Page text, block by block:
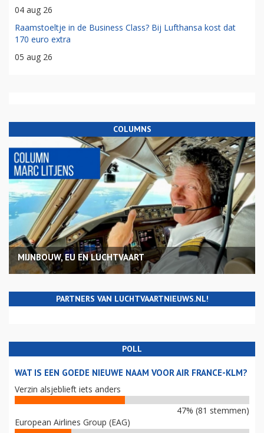
04 aug 26
Raamstoeltje in de Business Class? Bij Lufthansa kost dat
170 euro extra
05 aug 26
COLUMNS
MIJNBOUW, EU EN LUCHTVAART
PARTNERS VAN LUCHTVAARTNIEUWS.NL!
POLL
WAT IS EEN GOEDE NIEUWE NAAM VOOR AIR FRANCE-KLM?
Verzin alsjeblieft iets anders
47% (81 stemmen)
European Airlines Group (EAG)